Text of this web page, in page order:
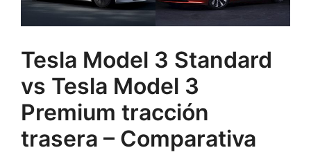
Tesla Model 3 Standard
vs Tesla Model 3
Premium tracción
trasera – Comparativa